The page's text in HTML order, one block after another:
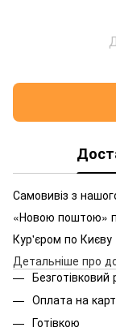
Самовивіз з
«Новою поштою»
Кур'єром по Києву
Детальніше про
Безготівковий
Оплата на
Готівкою